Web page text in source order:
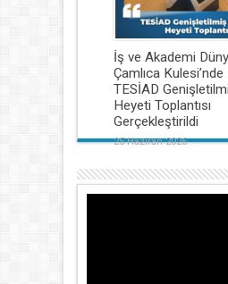
İş ve Akademi
Çamlıca
TESİAD
Heyeti Toplantısı
Gerçekleştirildi
25 Haziran 2026